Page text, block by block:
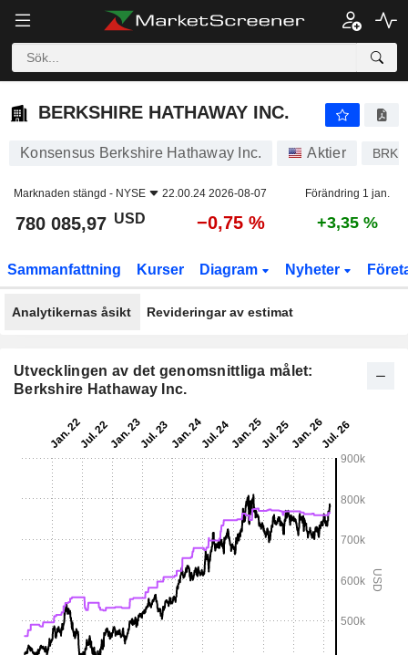
BERKSHIRE HATHAWAY INC.
Konsensus Berkshire Hathaway Inc. Aktier
Marknaden stängd - NYSE 22.00.24 2026-08-07 Förändring 1 jan.
780 085,97 USD −0,75 % +3,35 %
Sammanfattning Kurser Diagram Nyheter
Analytikernas åsikt Revideringar av estimat
Utvecklingen av det genomsnittliga målet:
Berkshire Hathaway Inc.